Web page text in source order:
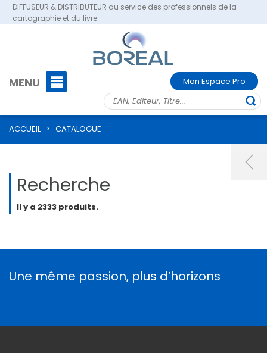
DIFFUSEUR & DISTRIBUTEUR au service des professionnels de la
cartographie et du livre
MENU Mon Espace Pro
ACCUEIL > CATALOGUE
Recherche
Il y a 2333 produits.
Une même passion, plus d’horizons